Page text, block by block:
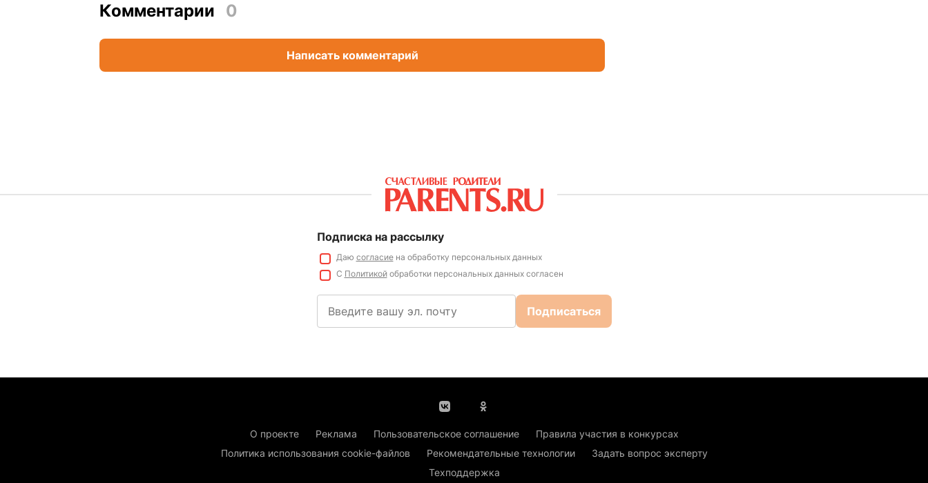
Комментарии 0
Написать комментарий
Подписка на рассылку
Даю согласиена обработку персональных данных
С Политикойобработки персональных данных согласен
Подписаться
О проекте Реклама Пользовательское соглашение
Правила участия в конкурсах
Политика использования cookie-файлов
Рекомендательные технологии
Задать вопрос эксперту
Техподдержка